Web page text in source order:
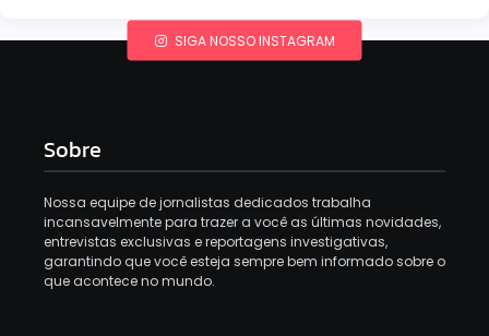
SIGA NOSSO INSTAGRAM
Sobre
Nossa equipe de jornalistas dedicados trabalha
incansavelmente para trazer a você as últimas novidades,
entrevistas exclusivas e reportagens investigativas,
garantindo que você esteja sempre bem informado sobre o
que acontece no mundo.